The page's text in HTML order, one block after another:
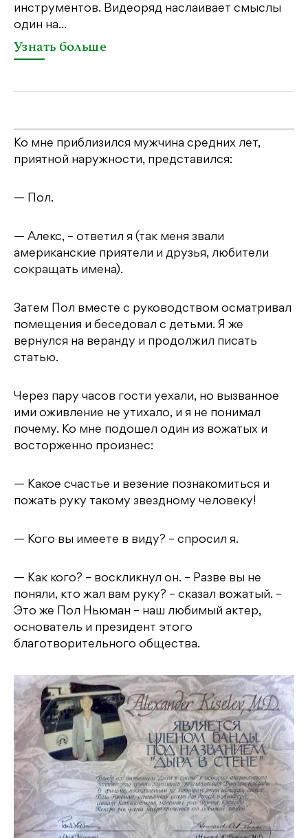
инструментов. Видеоряд наслаивает смыслы
один на...
Узнать больше
Ко мне приблизился мужчина средних лет,
приятной наружности, представился:
— Пол.
— Алекс, – ответил я (так меня звали
американские приятели и друзья, любители
сокращать имена).
Затем Пол вместе с руководством осматривал
помещения и беседовал с детьми. Я же
вернулся на веранду и продолжил писать
статью.
Через пару часов гости уехали, но вызванное
ими оживление не утихало, и я не понимал
почему. Ко мне подошел один из вожатых и
восторженно произнес:
— Какое счастье и везение познакомиться и
пожать руку такому звездному человеку!
— Кого вы имеете в виду? – спросил я.
— Как кого? – воскликнул он. – Разве вы не
поняли, кто жал вам руку? – сказал вожатый. –
Это же Пол Ньюман – наш любимый актер,
основатель и президент этого
благотворительного общества.